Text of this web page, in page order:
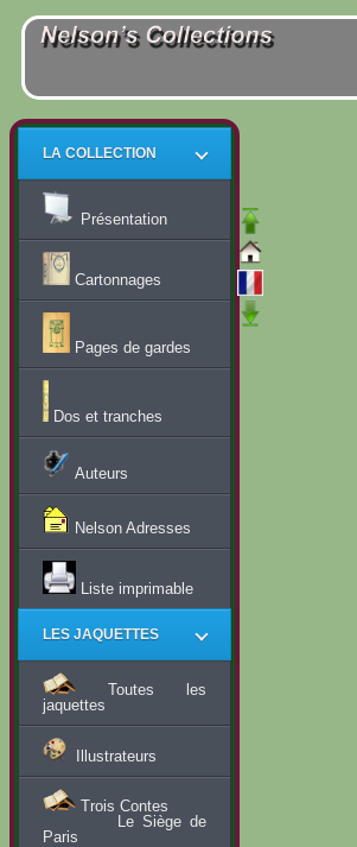
LA COLLECTION
Présentation
Cartonnages
Pages de gardes
Dos et tranches
Auteurs
Nelson Adresses
Liste imprimable
LES JAQUETTES
Toutes les
jaquettes
Illustrateurs
Trois Contes
Le Siège de
Paris